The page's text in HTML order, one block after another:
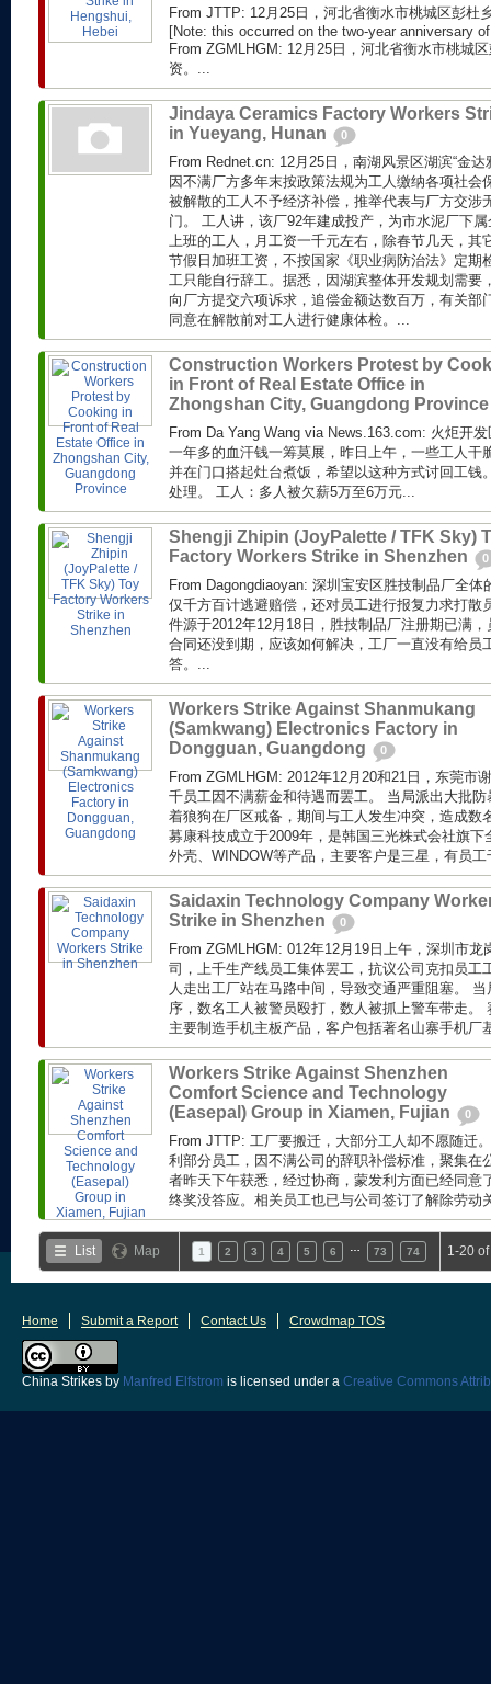
From JTTP: 12月25日，河北省衡水市桃城区彭杜
[Note: this occurred on the two-year anniversary
From ZGMLHGM: 12月25日，河北省衡水市桃城
资。...
Jindaya Ceramics Factory Workers
in Yueyang, Hunan
0
From Rednet.cn: 12月25日，南湖风景区湖滨“金
因不满厂方多年末按政策法规为工人缴纳各项社会
被解散的工人不予经济补偿，推举代表与厂方交涉
门。 工人讲，该厂92年建成投产，为市水泥厂下
上班的工人，月工资一千元左右，除春节几天，其
节假日加班工资，不按国家《职业病防治法》定期
工只能自行辞工。据悉，因湖滨整体开发规划需要
向厂方提交六项诉求，追偿金额达数百万，有关部
同意在解散前对工人进行健康体检。...
Construction Workers Protest by
in Front of Real Estate Office in
Zhongshan City, Guangdong
From Da Yang Wang via News.163.com: 火炬开
一年多的血汗钱一筹莫展，昨日上午，一些工人干
并在门口搭起灶台煮饭，希望以这种方式讨回工钱
处理。 工人：多人被欠薪5万至6万元...
Shengji Zhipin (JoyPalette / TFK Sky)
Factory Workers Strike in Shenzhen
0
From Dagongdiaoyan: 深圳宝安区胜技制品厂全
仅千方百计逃避赔偿，还对员工进行报复力求打散
件源于2012年12月18日，胜技制品厂注册期已满，
合同还没到期，应该如何解决，工厂一直没有给员
答。...
Workers Strike Against Shanmukang
(Samkwang) Electronics Factory in
Dongguan, Guangdong
0
From ZGMLHGM: 2012年12月20和21日，东莞市
千员工因不满薪金和待遇而罢工。 当局派出大批
着狼狗在厂区戒备，期间与工人发生冲突，造成数
募康科技成立于2009年，是韩国三光株式会社旗
外壳、WINDOW等产品，主要客户是三星，有员工
Saidaxin Technology Company
Strike in Shenzhen
0
From ZGMLHGM: 012年12月19日上午，深圳市龙
司，上千生产线员工集体罢工，抗议公司克扣员工
人走出工厂站在马路中间，导致交通严重阻塞。
序，数名工人被警员殴打，数人被抓上警车带走。
主要制造手机主板产品，客户包括著名山寨手机厂
Workers Strike Against Shenzhen
Comfort Science and Technology
(Easepal) Group in Xiamen, Fujian
0
From JTTP: 工厂要搬迁，大部分工人却不愿随迁
利部分员工，因不满公司的辞职补偿标准，聚集在
者昨天下午获悉，经过协商，蒙发利方面已经同意
终奖没答应。相关员工也已与公司签订了解除劳动
List Map 1 2 3 4 5 6 73 74 1-20
Home Submit a Report Contact Us Crowdmap TOS
China Strikes by Manfred Elfstrom is licensed under a Creative Commons